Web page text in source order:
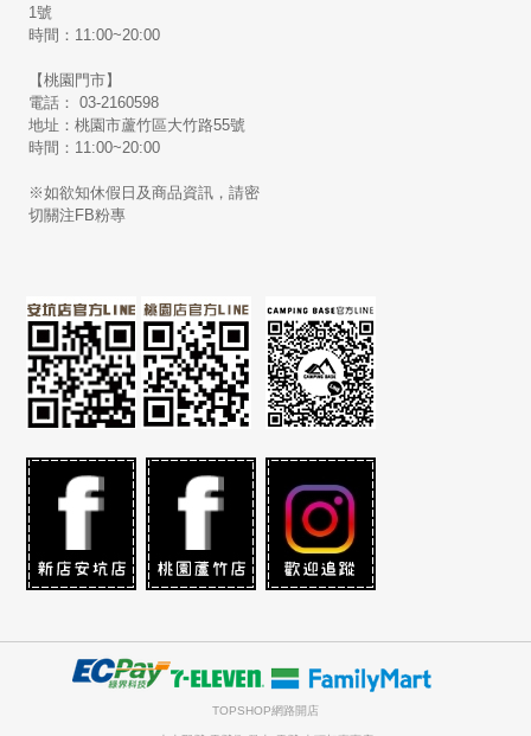
1號
時間：11:00~20:00
【桃園門市】
電話： 03-2160598
地址：桃園市蘆竹區大竹路55號
時間：11:00~20:00
※如欲知休假日及商品資訊，請密
切關注FB粉專
TOPSHOP網路開店